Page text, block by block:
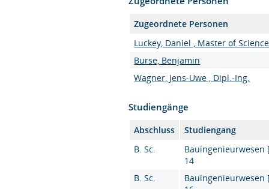
Zugeordnete Personen
Luckey, Daniel , Master of Science
Burse, Benjamin
Wagner, Jens-Uwe , Dipl.-Ing.
Studiengänge
Abschluss
Studiengang
B. Sc.
Bauingenieurwesen
14
B. Sc.
Bauingenieurwesen